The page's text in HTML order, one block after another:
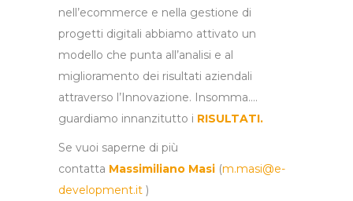
nell’ecommerce e nella gestione di
progetti digitali abbiamo attivato un
modello che punta all’analisi e al
miglioramento dei risultati aziendali
attraverso l’Innovazione. Insomma….
guardiamo innanzitutto i RISULTATI.
Se vuoi saperne di più
contatta Massimiliano Masi (m.masi@e-
development.it )